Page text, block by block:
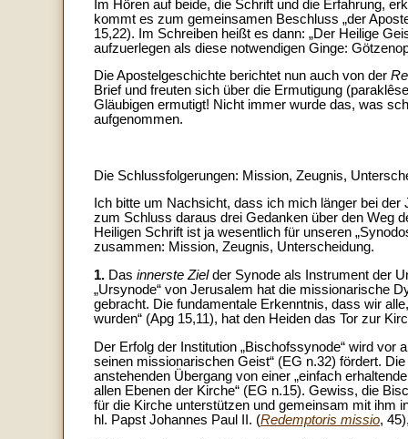
Im Hören auf beide, die Schrift und die Erfahrung,
kommt es zum gemeinsamen Beschluss „der
15,22). Im Schreiben heißt es dann: „Der Heilige
aufzuerlegen als diese notwendigen Ginge:
Die Apostelgeschichte berichtet nun auch von der
Brief und freuten sich über die Ermutigung
Gläubigen ermutigt! Nicht immer wurde das, was
aufgenommen.
Die Schlussfolgerungen: Mission, Zeugnis,
Ich bitte um Nachsicht, dass ich mich länger bei
zum Schluss daraus drei Gedanken über den Weg
Heiligen Schrift ist ja wesentlich für unseren
zusammen: Mission, Zeugnis, Unterscheidung.
1. Das innerste Zielder Synode als Instrument der
„Ursynode“ von Jerusalem hat die missionarische
gebracht. Die fundamentale Erkenntnis, dass wir
wurden“ (Apg 15,11), hat den Heiden das Tor zur
Der Erfolg der Institution „Bischofssynode“ wird vor
seinen missionarischen Geist“ (EG n.32) fördert.
anstehenden Übergang von einer „einfach
allen Ebenen der Kirche“ (EG n.15). Gewiss, die
für die Kirche unterstützen und gemeinsam mit ihm
hl. Papst Johannes Paul II. (Redemptoris missio,